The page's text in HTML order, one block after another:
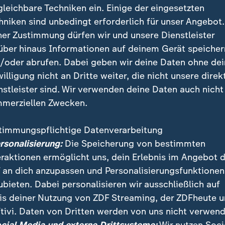
CSU-Parteivorsitzender Manfred Weber
die bayerische Politik. Er fordert eine Politik, die
setzt.
Techniken ein. Einige der eingesetzten
sind unbedingt erforderlich für unser
Zustimmung dürfen wir und unsere Dienstleister
hinaus Informationen auf deinem Gerät
oder abrufen. Dabei geben wir deine Daten ohne
nicht an Dritte weiter, die nicht unsere
sind. Wir verwenden deine Daten auch nicht
Zwecken.
Datenverarbeitung
Die Speicherung von bestimmten
ermöglicht uns, dein Erlebnis im Angebot
an dich anzupassen und Personalisierungsfunktionen
Dabei personalisieren wir ausschließlich auf
deiner Nutzung von ZDF Streaming, der ZDFheute
Daten von Dritten werden von uns nicht